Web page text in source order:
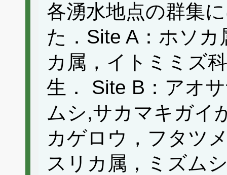
各湧水地点の群集
た．Site A：ホソ
カ属，イトミミズ
生． Site B：アオ
ムシ,サカマキガイ
カゲロウ，フタツ
スリカ属，ミズム